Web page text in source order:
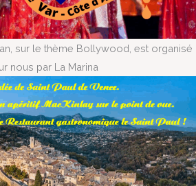
sur le thème Bollywood, est organisé
nous par La Marina